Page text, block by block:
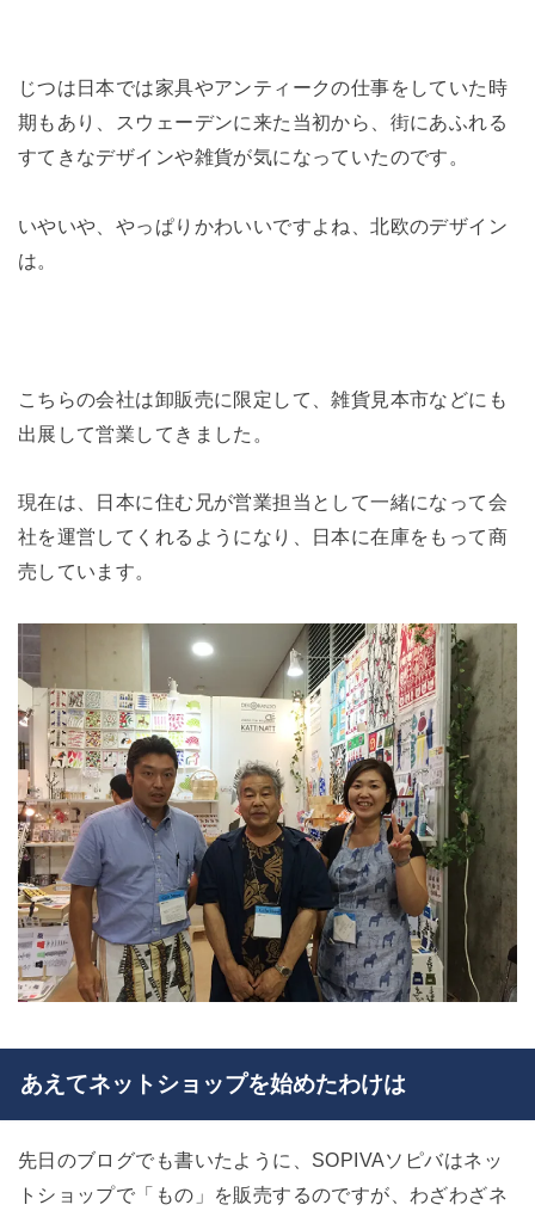
じつは日本では家具やアンティークの仕事をしていた時
期もあり、スウェーデンに来た当初から、街にあふれる
すてきなデザインや雑貨が気になっていたのです。
いやいや、やっぱりかわいいですよね、北欧のデザイン
は。
こちらの会社は卸販売に限定して、雑貨見本市などにも
出展して営業してきました。
現在は、日本に住む兄が営業担当として一緒になって会
社を運営してくれるようになり、日本に在庫をもって商
売しています。
あえてネットショップを始めたわけは
先日のブログでも書いたように、SOPIVAソピバはネッ
トショップで「もの」を販売するのですが、わざわざネ